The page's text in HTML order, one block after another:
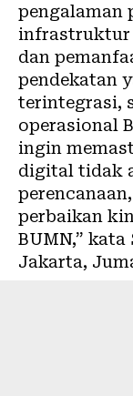
pengalaman
infrastruktur
dan
pendekatan
terintegrasi,
operasional
ingin
digital tidak
perbaikan
BUMN,”
Jakarta,